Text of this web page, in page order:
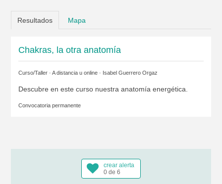
Resultados Mapa
Chakras, la otra anatomía
Curso/Taller · A distancia u online · Isabel Guerrero Orgaz
Descubre en este curso nuestra anatomía energética.
Convocatoria permanente
crear alerta
0 de 6